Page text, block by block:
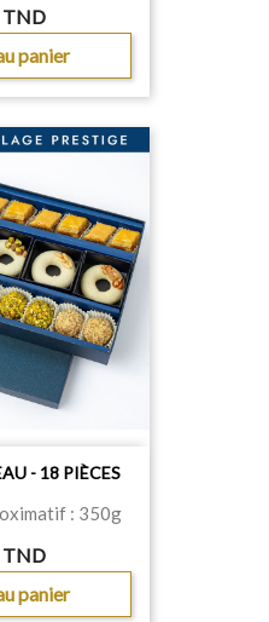
TND
panier
- 18 PIÈCES
: 350g
TND
panier